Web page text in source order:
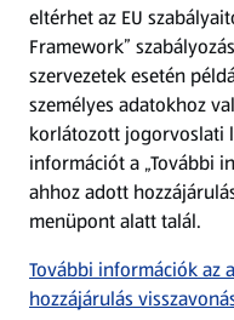
Adattörlő alkalmazás
Szervizpont
(új oldalon nyílik meg)
Fedezz fel minket az
Töltsd le az ALDI
eltérhet az EU
Framework”
szervezetek esetén
személyes adatokhoz
korlátozott jogorvoslati
információt a „További
ahhoz adott
menüpont alatt talál.
További információk az
hozzájárulás